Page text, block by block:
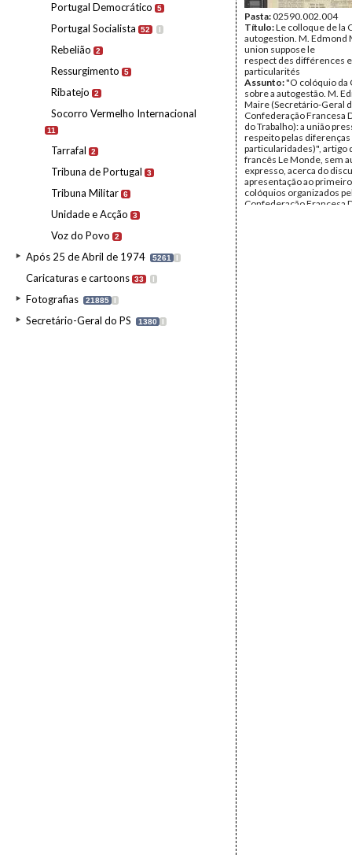
Portugal Democrático 5
Portugal Socialista 52 I
Rebelião 2
Ressurgimento 5
Ribatejo 2
Socorro Vermelho Internacional
11
Tarrafal 2
Tribuna de Portugal 3
Tribuna Militar 6
Unidade e Acção 3
Voz do Povo 2
Após 25 de Abril de 1974 5261 I
Caricaturas e cartoons 33 I
Fotografias 21885 I
Secretário-Geral do PS 1380 I
Pasta:02590.002.004
Título:Le colloque de la
autogestion. M. Edmond
union suppose le
respect des différences
particularités
Assunto:"O colóquio da
sobre a autogestão. M.
Maire (Secretário-Geral
Confederação Francesa
do Trabalho): a união
respeito pelas diferenças
particularidades)", artigo
francês Le Monde, sem
expresso, acerca do
apresentação ao
colóquios organizados
Confederação Francesa